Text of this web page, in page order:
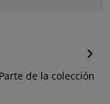
de la colección